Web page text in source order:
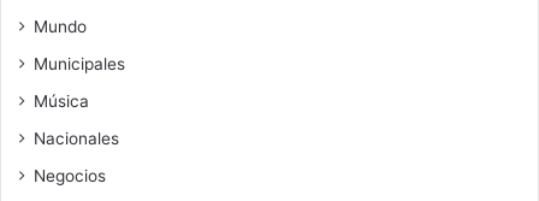
Mundo
Municipales
Música
Nacionales
Negocios